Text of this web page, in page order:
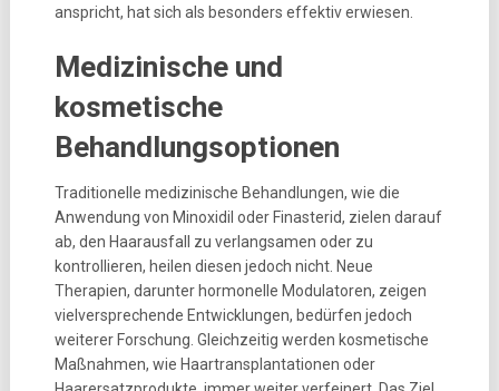
anspricht, hat sich als besonders effektiv erwiesen.
Medizinische und
kosmetische
Behandlungsoptionen
Traditionelle medizinische Behandlungen, wie die
Anwendung von Minoxidil oder Finasterid, zielen darauf
ab, den Haarausfall zu verlangsamen oder zu
kontrollieren, heilen diesen jedoch nicht. Neue
Therapien, darunter hormonelle Modulatoren, zeigen
vielversprechende Entwicklungen, bedürfen jedoch
weiterer Forschung. Gleichzeitig werden kosmetische
Maßnahmen, wie Haartransplantationen oder